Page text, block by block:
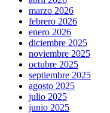
marzo 2026
febrero 2026
enero 2026
diciembre 2025
noviembre 2025
octubre 2025
septiembre 2025
agosto 2025
julio 2025
junio 2025